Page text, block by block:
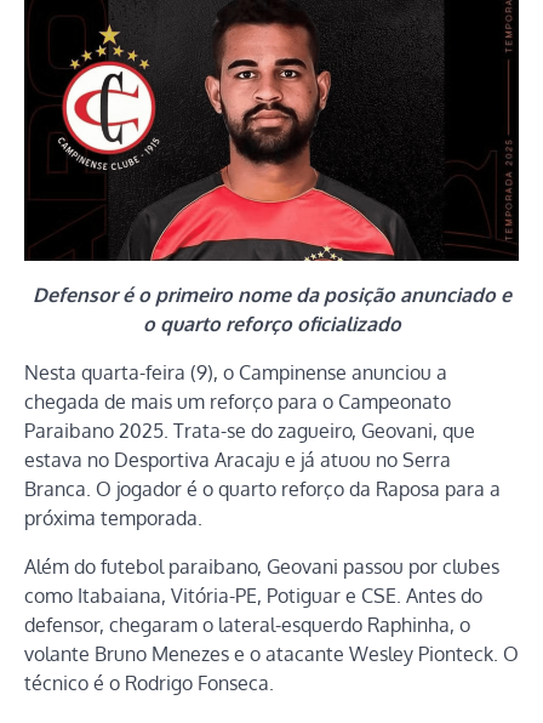
Defensor é o primeiro nome da posição anunciado e
o quarto reforço oficializado
Nesta quarta-feira (9), o Campinense anunciou a
chegada de mais um reforço para o Campeonato
Paraibano 2025. Trata-se do zagueiro, Geovani, que
estava no Desportiva Aracaju e já atuou no Serra
Branca. O jogador é o quarto reforço da Raposa para a
próxima temporada.
Além do futebol paraibano, Geovani passou por clubes
como Itabaiana, Vitória-PE, Potiguar e CSE. Antes do
defensor, chegaram o lateral-esquerdo Raphinha, o
volante Bruno Menezes e o atacante Wesley Pionteck. O
técnico é o Rodrigo Fonseca.